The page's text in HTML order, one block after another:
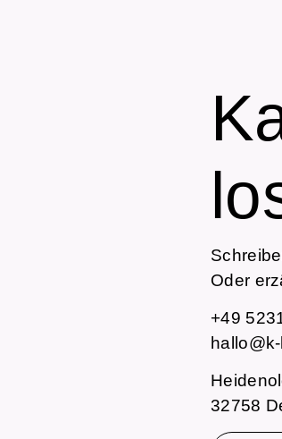
Oder
+49
32758